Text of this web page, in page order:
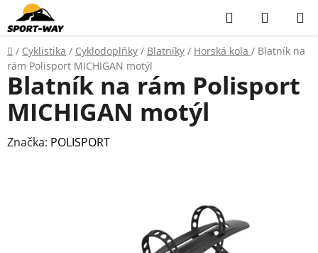
Přejít
na
obsah
Hledat
KOŠÍK
Domů
/ Cyklistika / Cyklodoplňky / Blatníky / Horská kola / Blatník na
rám Polisport MICHIGAN motýl
Blatník na rám Polisport
MICHIGAN motýl
Značka: POLISPORT